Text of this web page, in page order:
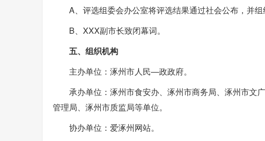
A、评选组委会办公室将评选结果通过社会公布，并
B、XXX副市长致闭幕词。
五、组织机构
主办单位：涿州市人民—政政府。
承办单位：涿州市食安办、涿州市商务局、涿州市文
管理局、涿州市质监局等单位。
协办单位：爱涿州网站。